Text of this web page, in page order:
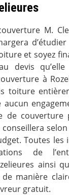
M.
et soyez
devis
à
toiture
de couverture
conseillera
Toutes les
de
ainsi
manière
gratuit.